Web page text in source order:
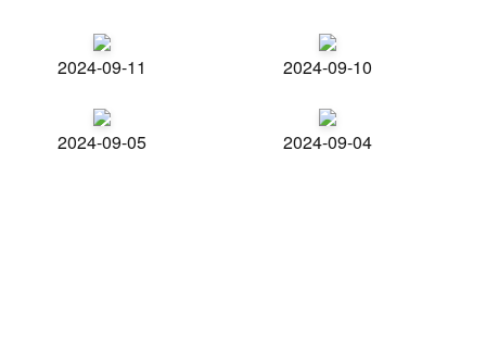
2024-09-11 2024-09-10
2024-09-05 2024-09-04